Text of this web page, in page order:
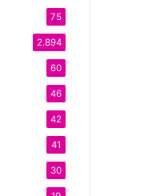
75
2.894
60
46
42
41
30